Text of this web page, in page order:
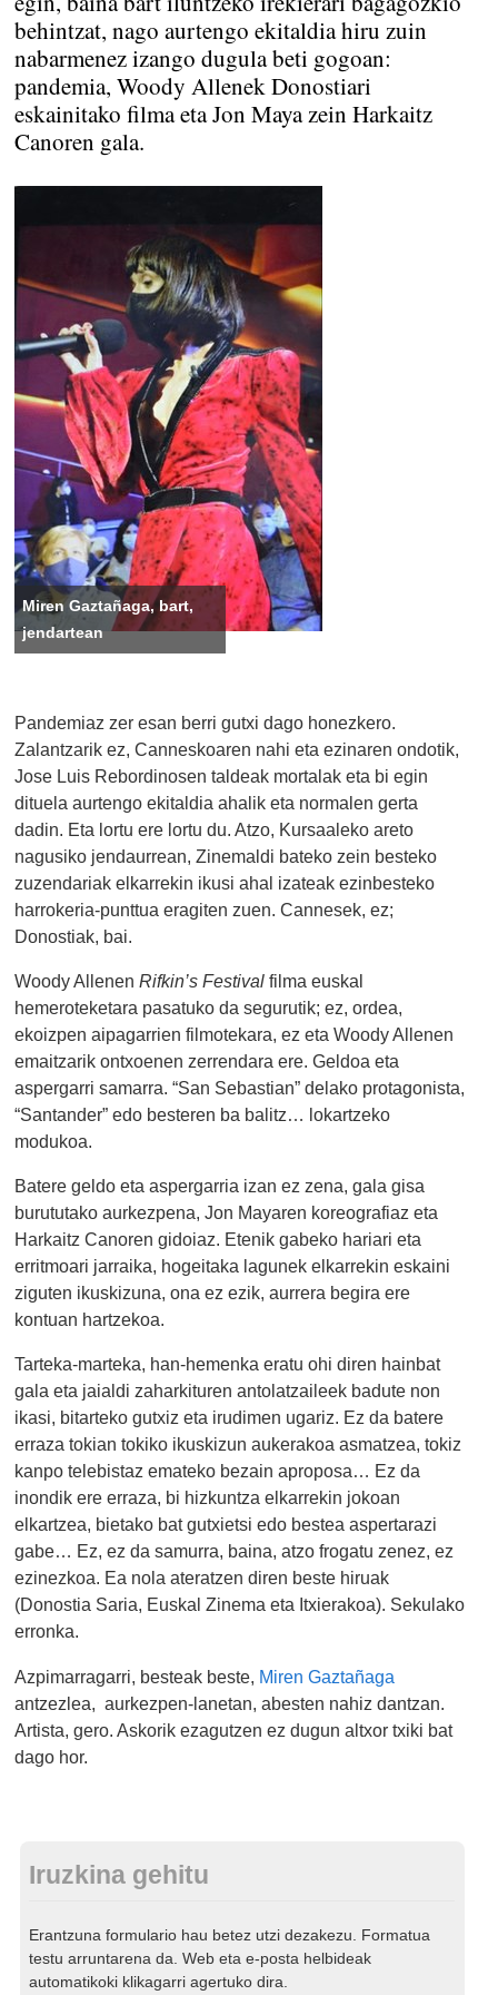
behintzat, nago aurtengo ekitaldia hiru zuin
nabarmenez izango dugula beti gogoan:
pandemia, Woody Allenek Donostiari
eskainitako filma eta Jon Maya zein Harkaitz
Canoren gala.
Miren Gaztañaga, bart,
jendartean
Pandemiaz zer esan berri gutxi dago honezkero.
Zalantzarik ez, Canneskoaren nahi eta ezinaren ondotik,
Jose Luis Rebordinosen taldeak mortalak eta bi egin
dituela aurtengo ekitaldia ahalik eta normalen gerta
dadin. Eta lortu ere lortu du. Atzo, Kursaaleko areto
nagusiko jendaurrean, Zinemaldi bateko zein besteko
zuzendariak elkarrekin ikusi ahal izateak ezinbesteko
harrokeria-punttua eragiten zuen. Cannesek, ez;
Donostiak, bai.
Woody AllenenRifkin’s Festival filma euskal
hemeroteketara pasatuko da segurutik; ez, ordea,
ekoizpen aipagarrien filmotekara, ez eta Woody Allenen
emaitzarik ontxoenen zerrendara ere. Geldoa eta
aspergarri samarra. “San Sebastian” delako protagonista,
“Santander” edo besteren ba balitz… lokartzeko
modukoa.
Batere geldo eta aspergarria izan ez zena, gala gisa
burututako aurkezpena, Jon Mayaren koreografiaz eta
Harkaitz Canoren gidoiaz. Etenik gabeko hariari eta
erritmoari jarraika, hogeitaka lagunek elkarrekin eskaini
ziguten ikuskizuna, ona ez ezik, aurrera begira ere
kontuan hartzekoa.
Tarteka-marteka, han-hemenka eratu ohi diren hainbat
gala eta jaialdi zaharkituren antolatzaileek badute non
ikasi, bitarteko gutxiz eta irudimen ugariz. Ez da batere
erraza tokian tokiko ikuskizun aukerakoa asmatzea, tokiz
kanpo telebistaz emateko bezain aproposa… Ez da
inondik ere erraza, bi hizkuntza elkarrekin jokoan
elkartzea, bietako bat gutxietsi edo bestea aspertarazi
gabe… Ez, ez da samurra, baina, atzo frogatu zenez, ez
ezinezkoa. Ea nola ateratzen diren beste hiruak
(Donostia Saria, Euskal Zinema eta Itxierakoa). Sekulako
erronka.
Azpimarragarri, besteak beste, Miren Gaztañaga
antzezlea, aurkezpen-lanetan, abesten nahiz dantzan.
Artista, gero. Askorik ezagutzen ez dugun altxor txiki bat
dago hor.
Iruzkina gehitu
Erantzuna formulario hau betez utzi dezakezu. Formatua
testu arruntarena da. Web eta e-posta helbideak
automatikoki klikagarri agertuko dira.